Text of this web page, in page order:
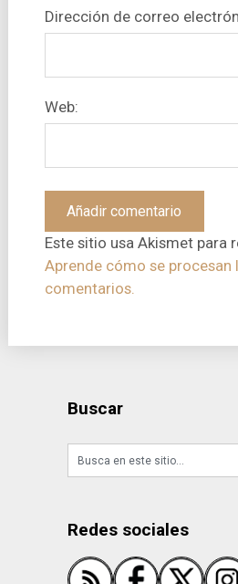
Dirección de correo
Web:
Este sitio usa Akismet para
Aprende cómo se procesan
comentarios.
Buscar
Redes sociales